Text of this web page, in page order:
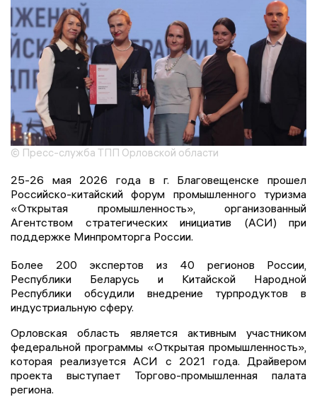
© Пресс-служба ТПП Орловской области
25-26 мая 2026 года в г. Благовещенске прошел
Российско-китайский форум промышленного туризма
«Открытая промышленность», организованный
Агентством стратегических инициатив (АСИ) при
поддержке Минпромторга России.
Более 200 экспертов из 40 регионов России,
Республики Беларусь и Китайской Народной
Республики обсудили внедрение турпродуктов в
индустриальную сферу.
Орловская область является активным участником
федеральной программы «Открытая промышленность»,
которая реализуется АСИ с 2021 года. Драйвером
проекта выступает Торгово-промышленная палата
региона.